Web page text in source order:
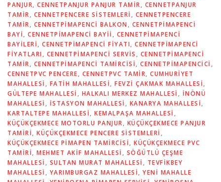
PANJUR, CENNETPANJUR PANJUR TAMIR, CENNETPANJUR
TAMIR, CENNETPENCERE SISTEMLERI , CENNETPENCERE
TAMIR, CENNETPIMAPENCI BALKON , CENNETPIMAPENCI
BAYI, CENNETPIMAPENCI BAYII , CENNETPIMAPENCI
BAYILERI, CENNETPIMAPENCI FIYATI, CENNETPIMAPENCI
FIYATLARI, CENNETPIMAPENCI SERVIS , CENNETPIMAPENCI
TAMIR, CENNETPIMAPENCI TAMIRCISI, CENNETPIMAPENCICI ,
CENNETPVC PENCERE, CENNETPVC TAMIR, CUMHURİYET
MAHALLESİ , FATİH MAHALLESİ, FEVZİ ÇAKMAK MAHALLESİ,
GÜLTEPE MAHALLESİ , HALKALI MERKEZ MAHALLESİ , İNÖNÜ
MAHALLESİ , İSTASYON MAHALLESİ , KANARYA MAHALLESİ,
KARTALTEPE MAHALLESİ, KEMALPAŞA MAHALLESİ ,
KÜÇÜKÇEKMECE MOTORLU PANJUR, KÜÇÜKÇEKMECE PANJUR
TAMIRI, KÜÇÜKÇEKMECE PENCERE SISTEMLERI ,
KÜÇÜKÇEKMECE PIMAPEN TAMIRCISI, KÜÇÜKÇEKMECE PVC
TAMIRI, MEHMET AKİF MAHALLESİ , SÖĞÜTLÜ ÇEŞME
MAHALLESİ , SULTAN MURAT MAHALLESİ , TEVFİKBEY
MAHALLESİ , YARIMBURGAZ MAHALLESİ, YENİ MAHALLE